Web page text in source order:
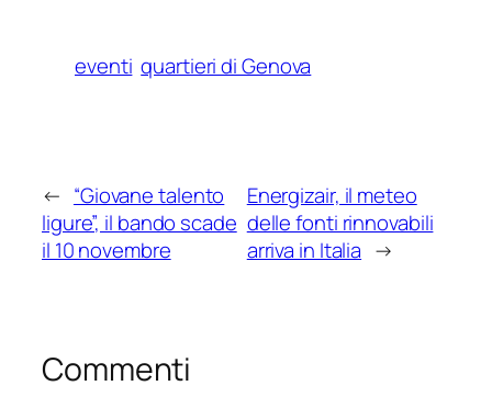
eventi quartieri di Genova
← “Giovane talento
ligure”, il bando scade
il 10 novembre
Energizair, il meteo
delle fonti rinnovabili
arriva in Italia →
Commenti